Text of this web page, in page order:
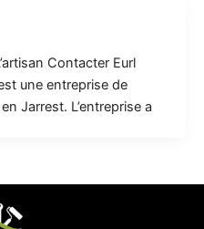
Contacter Eurl
une entreprise de
Jarrest. L’entreprise a